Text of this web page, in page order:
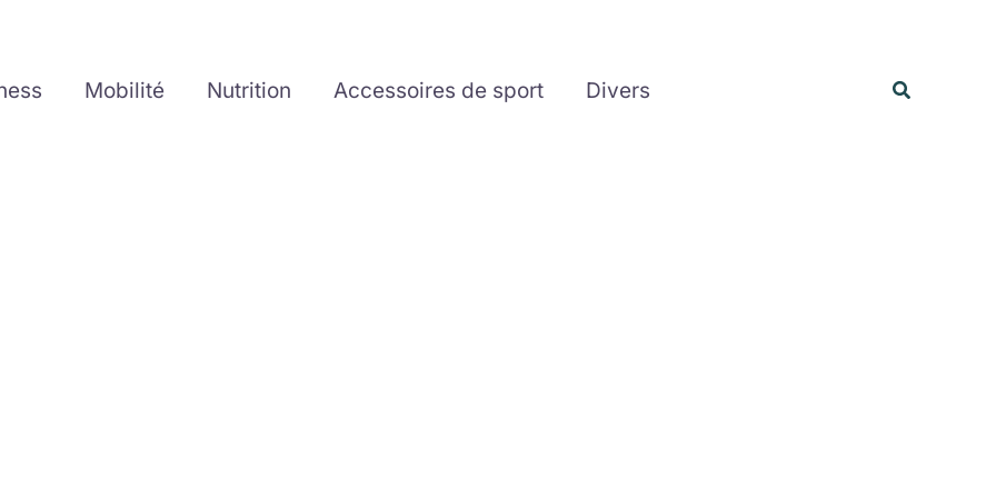
Mobilité Nutrition Accessoires de sport Divers